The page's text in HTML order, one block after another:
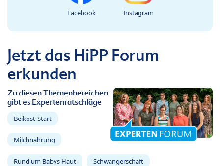
Facebook Instagram
Jetzt das HiPP Forum
erkunden
Zu diesen Themenbereichen
gibt es Expertenratschläge
Beikost-Start
Milchnahrung
Rund um Babys Haut Schwangerschaft